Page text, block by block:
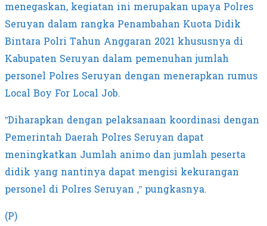
menegaskan, kegiatan ini merupakan upaya Polres
Seruyan dalam rangka Penambahan Kuota Didik
Bintara Polri Tahun Anggaran 2021 khususnya di
Kabupaten Seruyan dalam pemenuhan jumlah
personel Polres Seruyan dengan menerapkan rumus
Local Boy For Local Job.
”Diharapkan dengan pelaksanaan koordinasi dengan
Pemerintah Daerah Polres Seruyan dapat
meningkatkan Jumlah animo dan jumlah peserta
didik yang nantinya dapat mengisi kekurangan
personel di Polres Seruyan ,” pungkasnya.
(P)